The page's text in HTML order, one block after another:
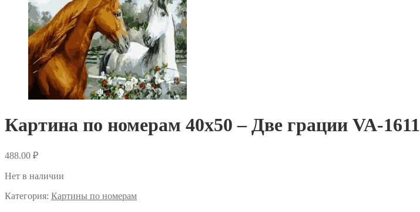
Картина по номерам 40х50 – Две грации VA-1611
488.00 ₽
Нет в наличии
Категория: Картины по номерам